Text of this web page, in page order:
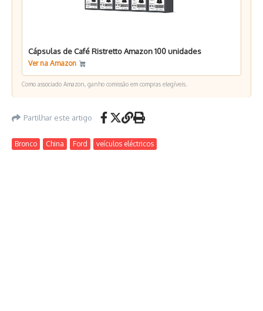
Cápsulas de Café Ristretto Amazon 100 unidades
Ver na Amazon
Como associado Amazon, ganho comissão em compras elegíveis.
Partilhar este artigo
Bronco China Ford veículos eléctricos